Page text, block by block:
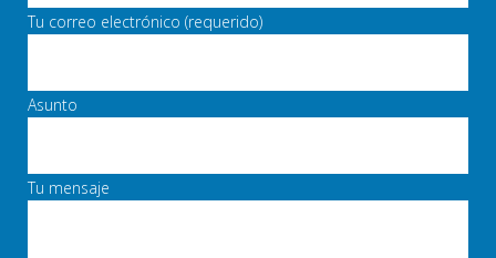
Tu correo electrónico (requerido)
Asunto
Tu mensaje